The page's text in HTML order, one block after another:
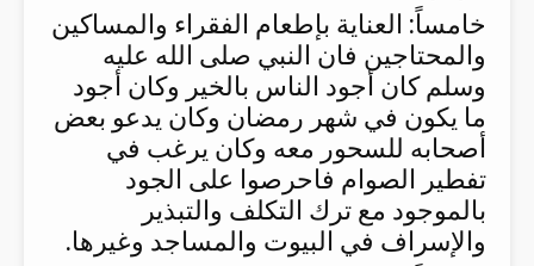
خامساً: العناية بإطعام الفقراء والمساكين
والمحتاجين فان النبي صلى الله عليه
وسلم كان أجود الناس بالخير وكان أجود
ما يكون في شهر رمضان وكان يدعو بعض
أصحابه للسحور معه وكان يرغب في
تفطير الصوام فاحرصوا على الجود
بالموجود مع ترك التكلف والتبذير
والإسراف في البيوت والمساجد وغيرها.